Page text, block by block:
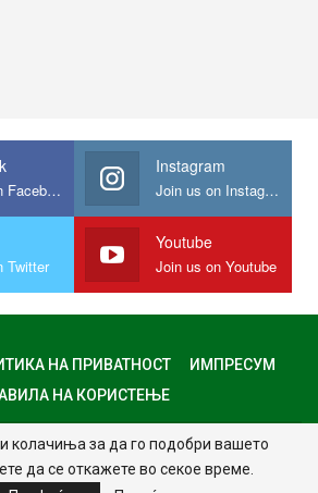
Join us on Facebook
Instagram
Join us on Instagram
Twitter
Youtube
Join us on Youtube
НА ПРИВАТНОСТ
ИМПРЕСУМ
НА КОРИСТЕЊЕ
- Сите права задржани.
Website Design:
колачиња за да го подобри вашето
да се откажете во секое време.